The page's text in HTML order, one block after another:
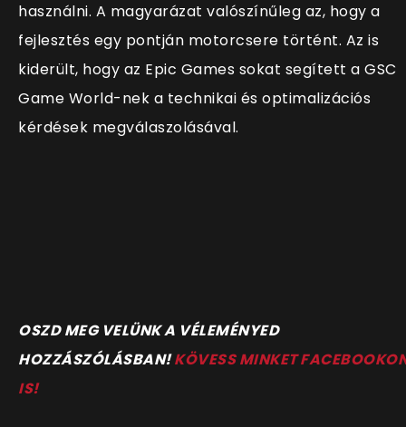
használni. A magyarázat valószínűleg az, hogy a
fejlesztés egy pontján motorcsere történt. Az is
kiderült, hogy az Epic Games sokat segített a GSC
Game World-nek a technikai és optimalizációs
kérdések megválaszolásával.
OSZD MEG VELÜNK A VÉLEMÉNYED
HOZZÁSZÓLÁSBAN!KÖVESS MINKET
IS!